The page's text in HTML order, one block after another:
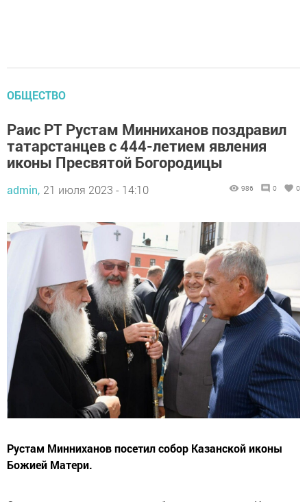
ОБЩЕСТВО
Раис РТ Рустам Минниханов поздравил
татарстанцев с 444-летием явления
иконы Пресвятой Богородицы
admin, 21 июля 2023 - 14:10 986 0 0
Рустам Минниханов посетил собор Казанской иконы
Божией Матери.